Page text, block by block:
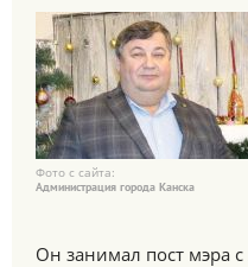
Фото с сайта:
Администрация города Канска
Он занимал пост мэра